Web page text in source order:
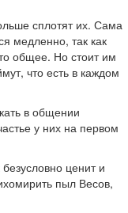
сплотят их. Сама
медленно, так как
общее. Но стоит им
что есть в каждом
в общении
у них на первом
ценит и
пыл Весов,